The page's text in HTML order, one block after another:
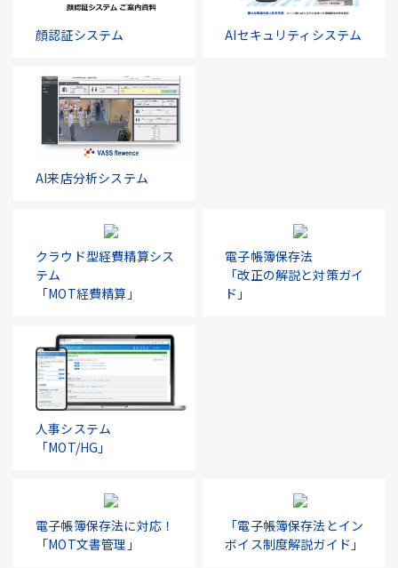
顔認証システム AIセキュリティシステム
AI来店分析システム
クラウド型経費精算シス
テム
「MOT経費精算」
電子帳簿保存法
「改正の解説と対策ガイ
ド」
人事システム
「MOT/HG」
電子帳簿保存法に対応！
「MOT文書管理」
「電子帳簿保存法とイン
ボイス制度解説ガイド」